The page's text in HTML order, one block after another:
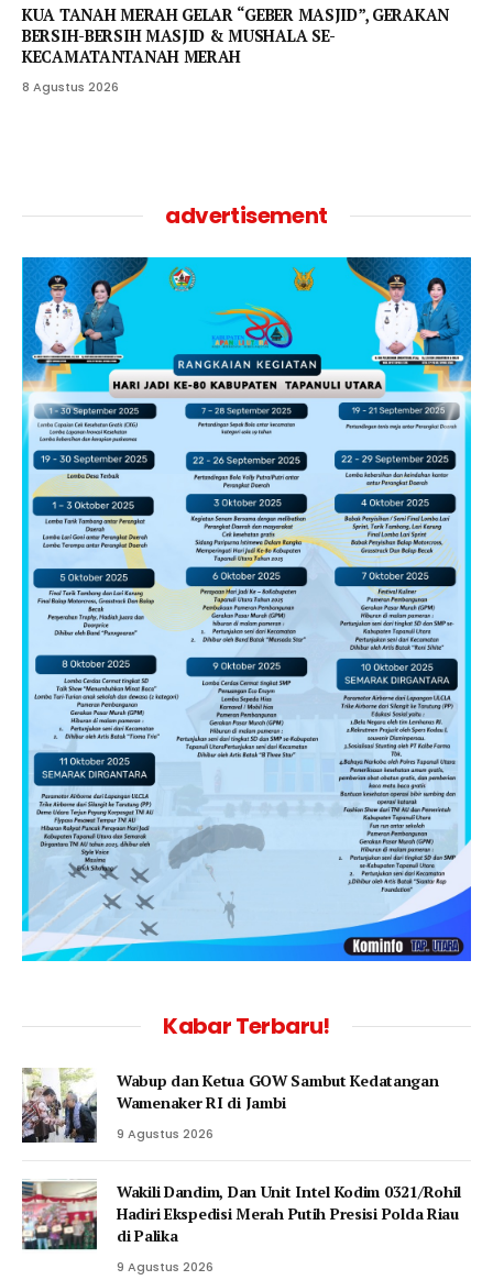
KUA TANAH MERAH GELAR “GEBER MASJID”, GERAKAN
BERSIH-BERSIH MASJID & MUSHALA SE-
KECAMATANTANAH MERAH
8 Agustus 2026
advertisement
Kabar Terbaru!
Wabup dan Ketua GOW Sambut Kedatangan
Wamenaker RI di Jambi
9 Agustus 2026
Wakili Dandim, Dan Unit Intel Kodim 0321/Rohil
Hadiri Ekspedisi Merah Putih Presisi Polda Riau
di Palika
9 Agustus 2026